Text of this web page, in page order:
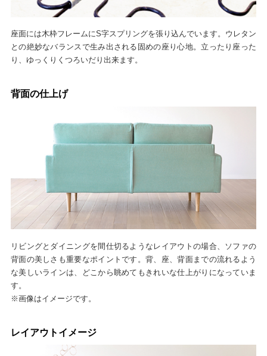
座面には木枠フレームにS字スプリングを張り込んでいます。ウレタン
との絶妙なバランスで生み出される固めの座り心地。立ったり座った
り、ゆっくりくつろいだり出来ます。
背面の仕上げ
リビングとダイニングを間仕切るようなレイアウトの場合、ソファの
背面の美しさも重要なポイントです。背、座、背面までの流れるよう
な美しいラインは、どこから眺めてもきれいな仕上がりになっていま
す。
※画像はイメージです。
レイアウトイメージ